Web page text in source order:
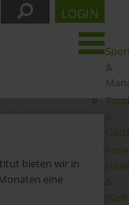
&
&
&
LOGIN
bieten wir in
eine